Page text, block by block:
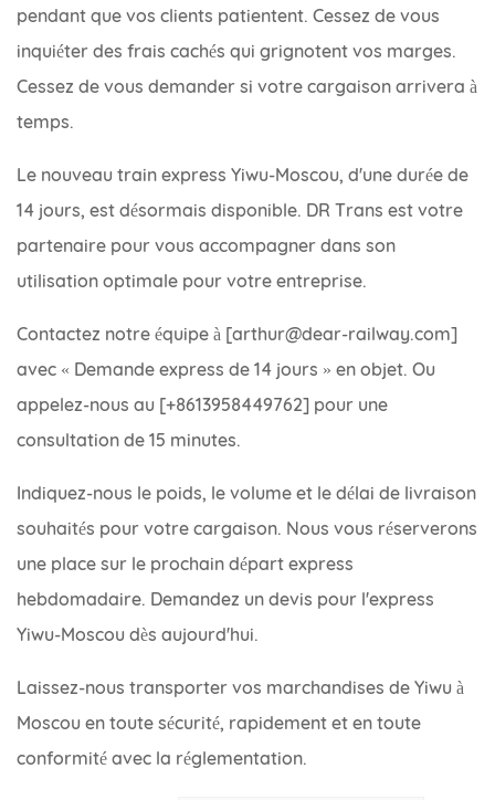
pendant que vos clients patientent. Cessez de vous
inquiéter des frais cachés qui grignotent vos marges.
Cessez de vous demander si votre cargaison arrivera à
temps.
Le nouveau train express Yiwu-Moscou, d'une durée de
14 jours, est désormais disponible. DR Trans est votre
partenaire pour vous accompagner dans son
utilisation optimale pour votre entreprise.
Contactez notre équipe à [arthur@dear-railway.com]
avec « Demande express de 14 jours » en objet. Ou
appelez-nous au [+8613958449762] pour une
consultation de 15 minutes.
Indiquez-nous le poids, le volume et le délai de livraison
souhaités pour votre cargaison. Nous vous réserverons
une place sur le prochain départ express
hebdomadaire. Demandez un devis pour l'express
Yiwu-Moscou dès aujourd'hui.
Laissez-nous transporter vos marchandises de Yiwu à
Moscou en toute sécurité, rapidement et en toute
conformité avec la réglementation.